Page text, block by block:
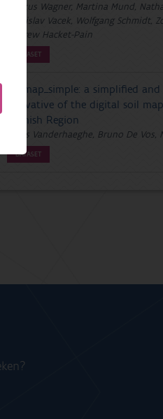
Markus Wagner, Martina Mund,
Stanislav Vacek, Wolfgang Schmidt,
Andrew Hacket-Pain
DATASET
soilmap_simple: a simplified
derivative of the digital soil
Flemish Region
Floris Vanderhaeghe, Bruno De Vos,
DATASET